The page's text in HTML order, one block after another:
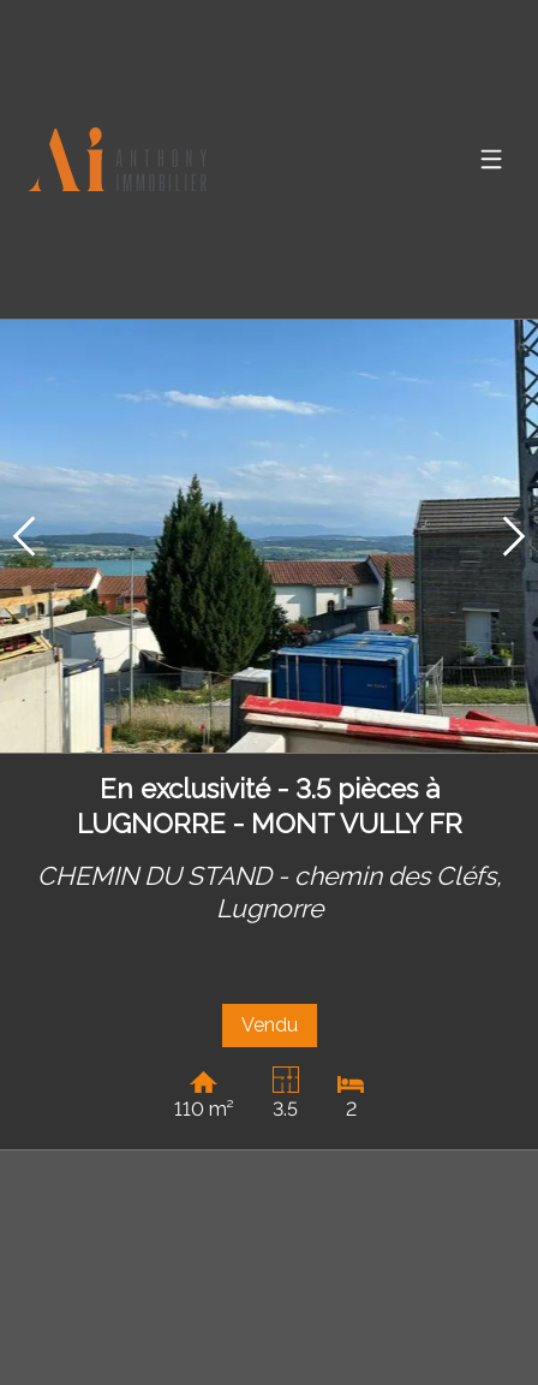
En exclusivité - 3.5 pièces à
LUGNORRE - MONT VULLY FR
CHEMIN DU STAND - chemin des Cléfs,
Lugnorre
Vendu
110 m² 3.5 2